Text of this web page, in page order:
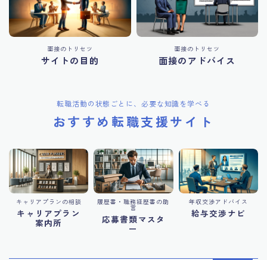
面接のトリセツ
サイトの目的
面接のトリセツ
面接のアドバイス
転職活動の状態ごとに、必要な知識を学べる
おすすめ転職支援サイト
キャリアプランの相談
キャリアプラン
案内所
履歴書・職務経歴書の助
言
応募書類マスタ
ー
年収交渉アドバイス
給与交渉ナビ